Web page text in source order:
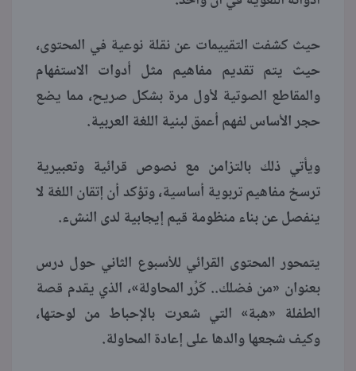
حيث كشفت التقييمات عن نقلة نوعية في المحتوى،
حيث يتم تقديم مفاهيم مثل أدوات الاستفهام
والمقاطع الصوتية لأول مرة بشكل صريح، مما يضع
حجر الأساس لفهم أعمق لبنية اللغة العربية.
ويأتي ذلك بالتزامن مع نصوص قرائية وتعبيرية
ترسخ مفاهيم تربوية أساسية، وتؤكد أن إتقان اللغة لا
ينفصل عن بناء منظومة قيم إيجابية لدى النشء.
يتمحور المحتوى القرائي للأسبوع الثاني حول درس
بعنوان «من فضلك.. كَرِّر المحاولة»، الذي يقدم قصة
الطفلة «هبة» التي شعرت بالإحباط من لوحتها،
وكيف شجعها والدها على إعادة المحاولة.